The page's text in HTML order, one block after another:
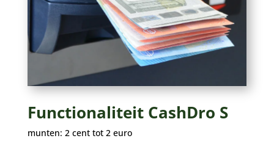
Functionaliteit CashDro S
munten: 2 cent tot 2 euro